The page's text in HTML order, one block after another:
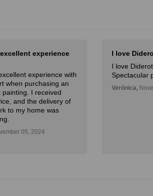
experience
experience with
when purchasing an
painting. I received
and the delivery of
to my home was
05, 2024
I love
I love
Spectacular
Verónica,